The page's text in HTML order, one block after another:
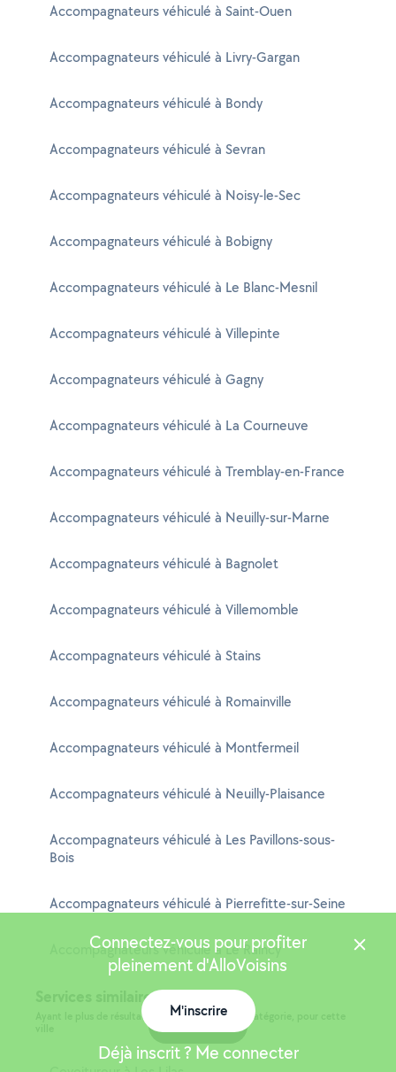
Accompagnateurs véhiculé à Saint-Ouen
Accompagnateurs véhiculé à Livry-Gargan
Accompagnateurs véhiculé à Bondy
Accompagnateurs véhiculé à Sevran
Accompagnateurs véhiculé à Noisy-le-Sec
Accompagnateurs véhiculé à Bobigny
Accompagnateurs véhiculé à Le Blanc-Mesnil
Accompagnateurs véhiculé à Villepinte
Accompagnateurs véhiculé à Gagny
Accompagnateurs véhiculé à La Courneuve
Accompagnateurs véhiculé à Tremblay-en-France
Accompagnateurs véhiculé à Neuilly-sur-Marne
Accompagnateurs véhiculé à Bagnolet
Accompagnateurs véhiculé à Villemomble
Accompagnateurs véhiculé à Stains
Accompagnateurs véhiculé à Romainville
Accompagnateurs véhiculé à Montfermeil
Accompagnateurs véhiculé à Neuilly-Plaisance
Accompagnateurs véhiculé à Les Pavillons-sous-
Bois
Accompagnateurs véhiculé à Pierrefitte-sur-Seine
Accompagnateurs véhiculé à Le Raincy
Services similaires à Les Lilas
Ayant le plus de résultats et étant de la même catégorie, pour cette
Connectez-vous pour profiter
pleinement d'AlloVoisins
M'inscrire
Déjà inscrit ? Me connecter